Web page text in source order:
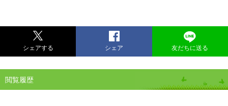
シェアする シェア 友だちに送る
閲覧履歴